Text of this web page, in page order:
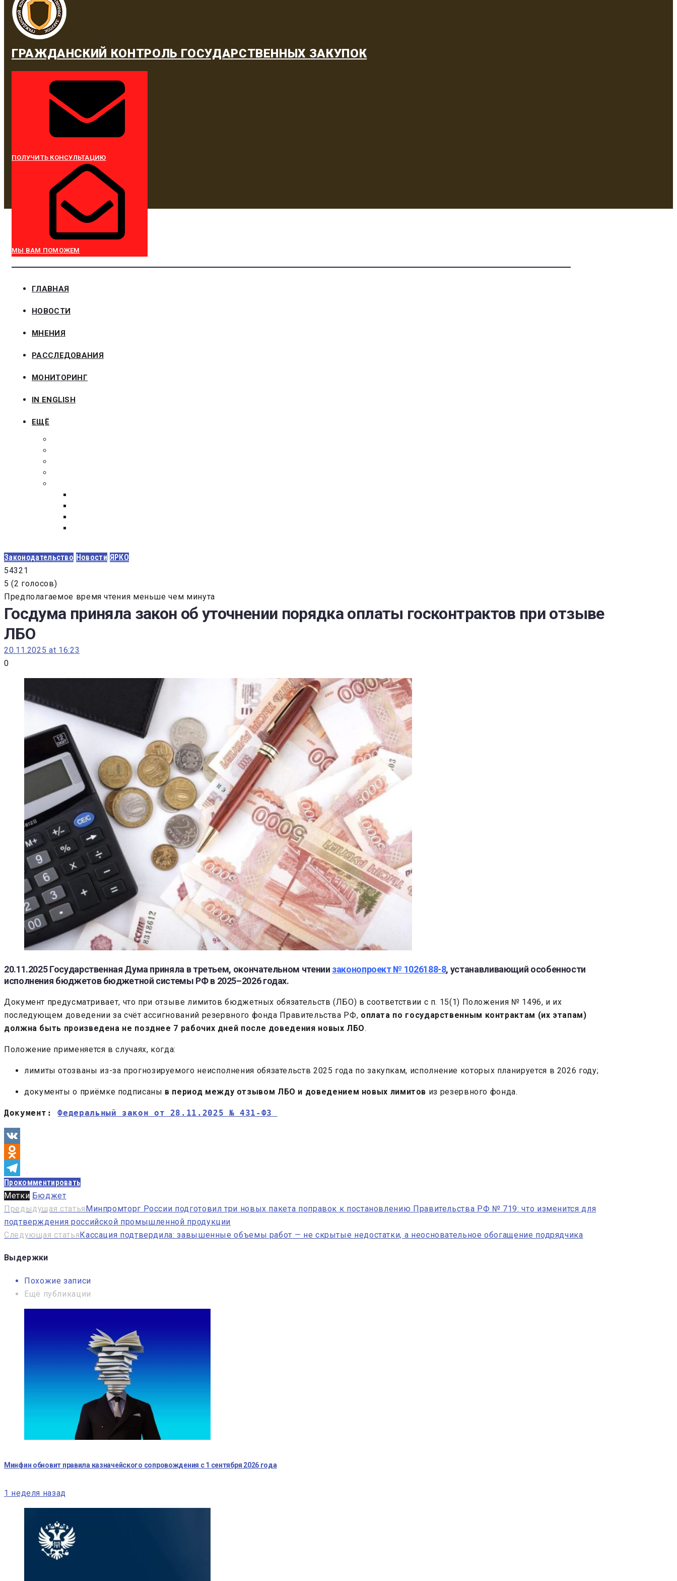
ГРАЖДАНСКИЙ КОНТРОЛЬ ГОСУДАРСТВЕННЫХ ЗАКУПОК
ПОЛУЧИТЬ КОНСУЛЬТАЦИЮ
МЫ ВАМ ПОМОЖЕМ
ГЛАВНАЯ
НОВОСТИ
МНЕНИЯ
РАССЛЕДОВАНИЯ
МОНИТОРИНГ
IN ENGLISH
ЕЩЁ
Законодательство Новости ЯРКО
54321
5 (2 голосов)
Предполагаемое время чтения меньше чем минута
Госдума приняла закон об уточнении порядка оплаты госконтрактов при отзыве
ЛБО
20.11.2025 at 16:23
0
20.11.2025 Государственная Дума приняла в третьем, окончательном чтении законопроект № 1026188-8, устанавливающий особенности
исполнения бюджетов бюджетной системы РФ в 2025–2026 годах.
Документ предусматривает, что при отзыве лимитов бюджетных обязательств (ЛБО) в соответствии с п. 15(1) Положения № 1496, и их
последующем доведении за счёт ассигнований резервного фонда Правительства РФ, оплата по государственным контрактам (их этапам)
должна быть произведена не позднее 7 рабочих дней после доведения новых ЛБО.
Положение применяется в случаях, когда:
лимиты отозваны из-за прогнозируемого неисполнения обязательств 2025 года по закупкам, исполнение которых планируется в 2026 году;
документы о приёмке подписаны в период между отзывом ЛБО и доведением новых лимитов из резервного фонда.
Документ: Федеральный закон от 28.11.2025 № 431-ФЗ
VK
Odnoklassniki
Telegram
Прокомментировать
Метки Бюджет
Навигация
по
записям
Предыдущая статьяМинпромторг России подготовил три новых пакета поправок к постановлению Правительства РФ № 719: что изменится для
подтверждения российской промышленной продукции
Следующая статьяКассация подтвердила: завышенные объемы работ — не скрытые недостатки, а неосновательное обогащение подрядчика
Выдержки
Похожие записи
Ещё публикации
Минфин обновит правила казначейского сопровождения с 1 сентября 2026 года
1 неделя назад